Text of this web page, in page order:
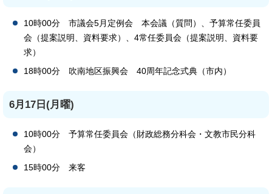
10時00分 市議会5月定例会 本会議（質問）、予算常任委員
会（提案説明、資料要求）、4常任委員会（提案説明、資料要
求）
18時00分 吹南地区振興会 40周年記念式典（市内）
6月17日(月曜)
10時00分 予算常任委員会（財政総務分科会・文教市民分科
会）
15時00分 来客